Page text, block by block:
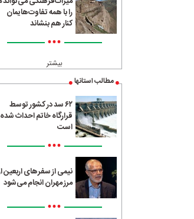
را با همه تفاوت‌هایمان
کنار هم بنشاند
•••
بیشتر
مطالب استانها
۶۲ سد در کشور توسط
قرارگاه خاتم احداث شده
است
•••
نیمی از سفرهای اربعین
مرز مهران انجام می‌شود
•••